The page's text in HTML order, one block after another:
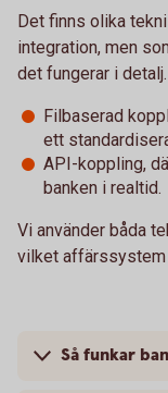
Det finns olika
integration, men
det fungerar i
Filbaserad
ett
API-koppling,
banken i realtid.
Vi använder båda
vilket affärssystem
Så funkar